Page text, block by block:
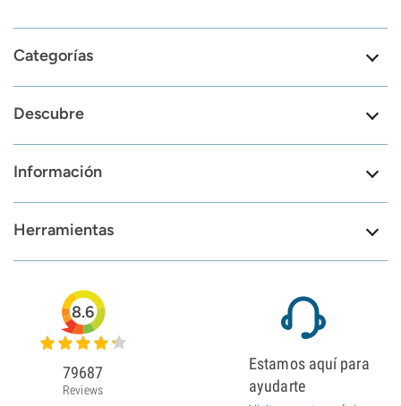
Categorías
Descubre
Información
Herramientas
8.6
79687
Reviews
Estamos aquí para
ayudarte